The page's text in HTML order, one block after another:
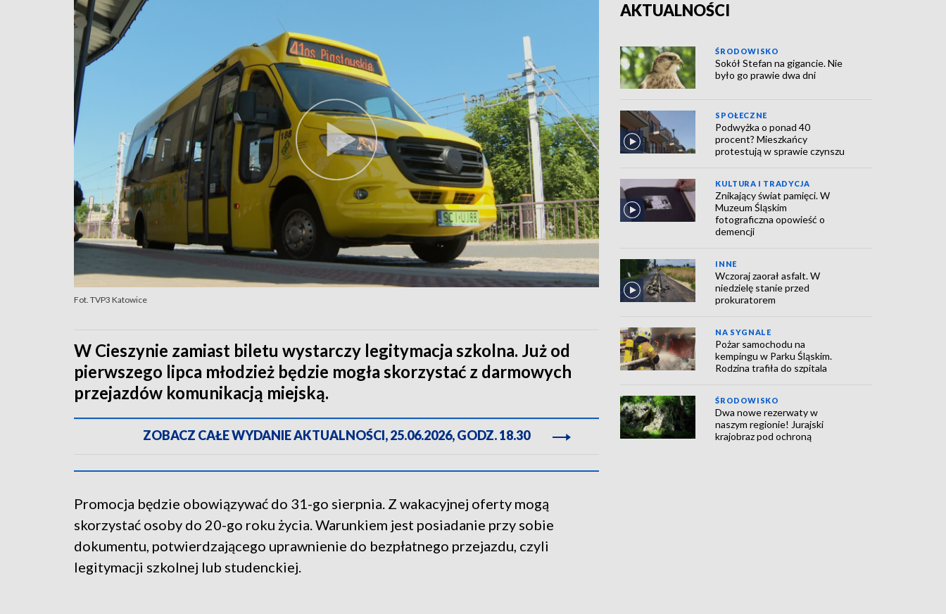
Fot. TVP3 Katowice
W Cieszynie zamiast biletu wystarczy legitymacja szkolna. Już od
pierwszego lipca młodzież będzie mogła skorzystać z darmowych
przejazdów komunikacją miejską.
ZOBACZ CAŁE WYDANIE AKTUALNOŚCI, 25.06.2026, GODZ. 18.30
Promocja będzie obowiązywać do 31-go sierpnia. Z wakacyjnej oferty mogą
skorzystać osoby do 20-go roku życia. Warunkiem jest posiadanie przy sobie
dokumentu, potwierdzającego uprawnienie do bezpłatnego przejazdu, czyli
legitymacji szkolnej lub studenckiej.
AKTUALNOŚCI
ŚRODOWISKO
Sokół Stefan na gigancie. Nie
było go prawie dwa dni
SPOŁECZNE
Podwyżka o ponad 40
procent? Mieszkańcy
protestują w sprawie czynszu
KULTURA I TRADYCJA
Znikający świat pamięci. W
Muzeum Śląskim
fotograficzna opowieść o
demencji
INNE
Wczoraj zaorał asfalt. W
niedzielę stanie przed
prokuratorem
NA SYGNALE
Pożar samochodu na
kempingu w Parku Śląskim.
Rodzina trafiła do szpitala
ŚRODOWISKO
Dwa nowe rezerwaty w
naszym regionie! Jurajski
krajobraz pod ochroną